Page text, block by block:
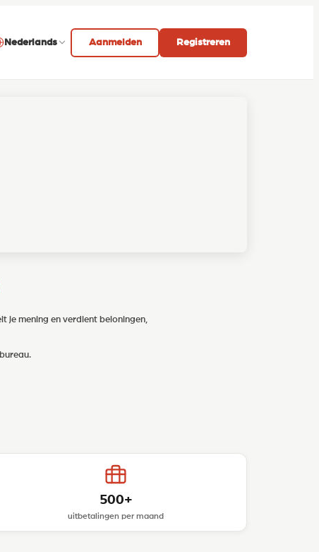
Nederlands Aanmelden Registreren
je mening en verdient beloningen,
500+
uitbetalingen per maand